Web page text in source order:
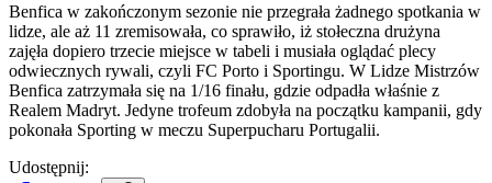
Benfica w zakończonym sezonie nie przegrała żadnego spotkania w
lidze, ale aż 11 zremisowała, co sprawiło, iż stołeczna drużyna
zajęła dopiero trzecie miejsce w tabeli i musiała oglądać plecy
odwiecznych rywali, czyli FC Porto i Sportingu. W Lidze Mistrzów
Benfica zatrzymała się na 1/16 finału, gdzie odpadła właśnie z
Realem Madryt. Jedyne trofeum zdobyła na początku kampanii, gdy
pokonała Sporting w meczu Superpucharu Portugalii.
Udostępnij: